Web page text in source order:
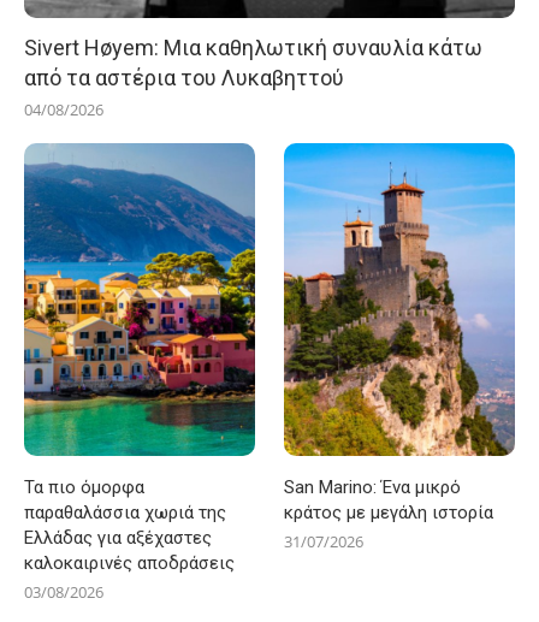
Sivert Høyem: Μια καθηλωτική συναυλία κάτω
από τα αστέρια του Λυκαβηττού
04/08/2026
Τα πιο όμορφα
παραθαλάσσια χωριά της
Ελλάδας για αξέχαστες
καλοκαιρινές αποδράσεις
03/08/2026
San Marino: Ένα μικρό
κράτος με μεγάλη ιστορία
31/07/2026